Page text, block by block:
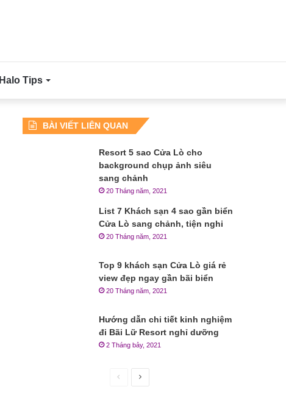
Halo Tips
BÀI VIẾT LIÊN QUAN
Resort 5 sao Cửa Lò cho
background chụp ảnh siêu
sang chảnh
20 Tháng năm, 2021
List 7 Khách sạn 4 sao gần biển
Cửa Lò sang chảnh, tiện nghi
20 Tháng năm, 2021
Top 9 khách sạn Cửa Lò giá rẻ
view đẹp ngay gần bãi biển
20 Tháng năm, 2021
Hướng dẫn chi tiết kinh nghiệm
đi Bãi Lữ Resort nghỉ dưỡng
2 Tháng bảy, 2021
Trang